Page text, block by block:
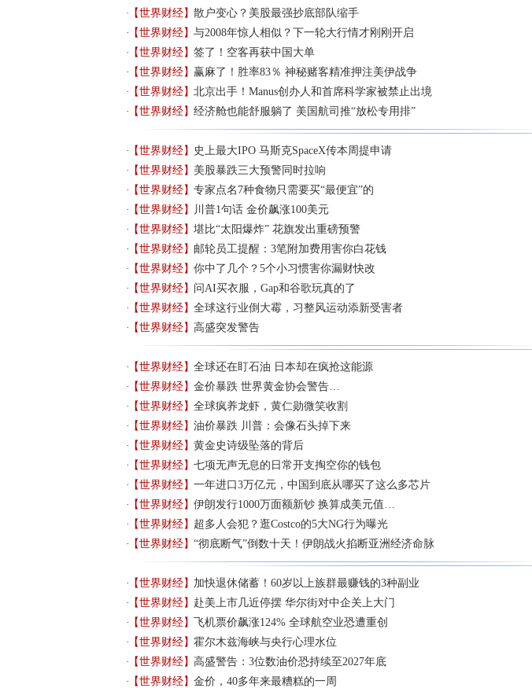
【世界财经】散户变心？美股最强抄底部队缩手
【世界财经】与2008年惊人相似？下一轮大行情才刚刚开启
【世界财经】签了！空客再获中国大单
【世界财经】赢麻了！胜率83％ 神秘赌客精准押注美伊战争
【世界财经】北京出手！Manus创办人和首席科学家被禁止出境
【世界财经】经济舱也能舒服躺了 美国航司推“放松专用排”
【世界财经】 史上最大IPO 马斯克SpaceX传本周提申请
【世界财经】美股暴跌三大预警同时拉响
【世界财经】专家点名7种食物只需要买“最便宜”的
【世界财经】 川普1句话 金价飙涨100美元
【世界财经】堪比“太阳爆炸” 花旗发出重磅预警
【世界财经】邮轮员工提醒：3笔附加费用害你白花钱
【世界财经】你中了几个？5个小习惯害你漏财快改
【世界财经】问AI买衣服，Gap和谷歌玩真的了
【世界财经】全球这行业倒大霉，习整风运动添新受害者
【世界财经】高盛突发警告
【世界财经】全球还在盯石油 日本却在疯抢这能源
【世界财经】金价暴跌 世界黄金协会警告…
【世界财经】全球疯养龙虾，黄仁勋微笑收割
【世界财经】油价暴跌 川普：会像石头掉下来
【世界财经】黄金史诗级坠落的背后
【世界财经】七项无声无息的日常开支掏空你的钱包
【世界财经】一年进口3万亿元，中国到底从哪买了这么多芯片
【世界财经】伊朗发行1000万面额新钞 换算成美元值…
【世界财经】超多人会犯？逛Costco的5大NG行为曝光
【世界财经】“彻底断气”倒数十天！伊朗战火掐断亚洲经济命脉
【世界财经】加快退休储蓄！60岁以上族群最赚钱的3种副业
【世界财经】赴美上市几近停摆 华尔街对中企关上大门
【世界财经】
飞机票价飙涨124% 全球航空业恐遭重创
【世界财经】霍尔木兹海峡与央行心理水位
【世界财经】高盛警告：3位数油价恐持续至2027年底
【世界财经】金价，40多年来最糟糕的一周